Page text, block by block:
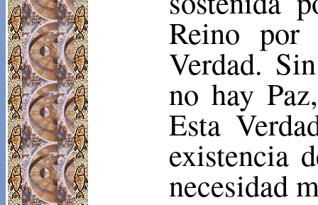
Reino
Verdad.
no hay
Esta
existencia
necesidad